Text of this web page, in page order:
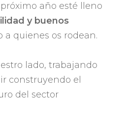
año esté lleno
y buenos
quienes os rodean.
lado, trabajando
construyendo el
del sector